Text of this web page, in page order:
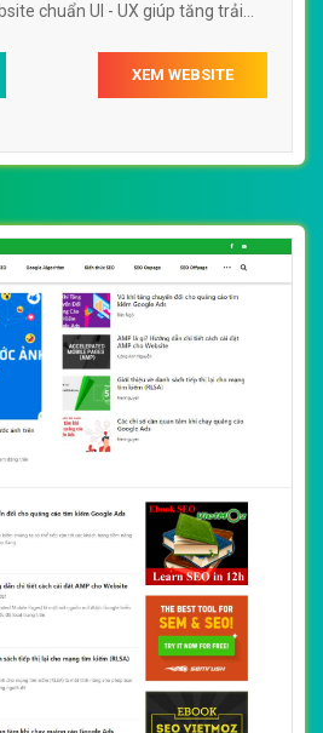
chuẩn UI - UX giúp tăng trải
XEM WEBSITE